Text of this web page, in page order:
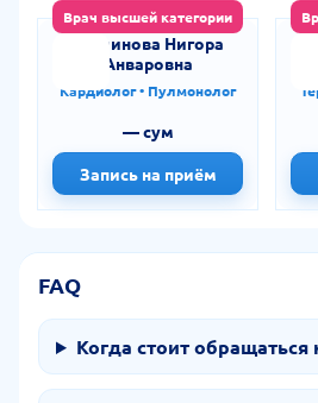
Врач высшей категории
Муминова Нигора
Анваровна
Кардиолог • Пулмонолог
— сум
Запись на приём
FAQ
Когда стоит обращаться